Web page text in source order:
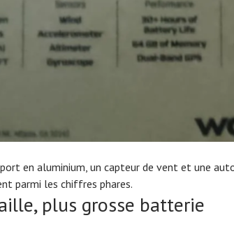
en aluminium, un capteur de vent et une
parmi les chiffres phares.
plus grosse batterie